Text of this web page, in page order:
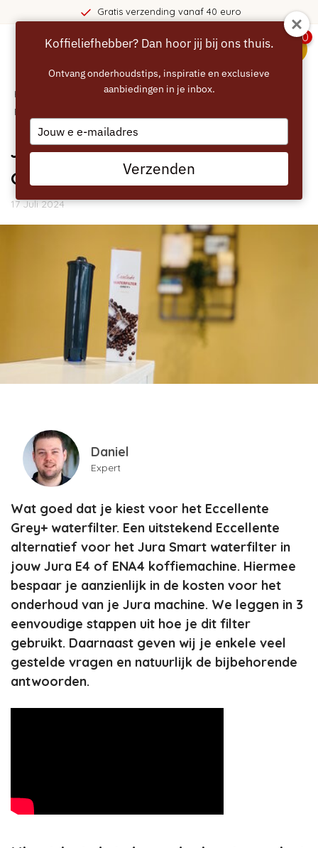
Gratis verzending vanaf 40 euro
0
Home Handleidingen/ JURA E4 - gebruik van
Eccellente Grey+ waterfilter
JURA E4 - gebruik van Eccellente
Grey+ waterfilter
17 Juli 2024
Daniel
Expert
Wat goed dat je kiest voor het Eccellente
Grey+ waterfilter. Een uitstekend Eccellente
alternatief voor het Jura Smart waterfilter in
jouw Jura E4 of ENA4 koffiemachine. Hiermee
bespaar je aanzienlijk in de kosten voor het
onderhoud van je Jura machine. We leggen in 3
eenvoudige stappen uit hoe je dit filter
gebruikt. Daarnaast geven wij je enkele veel
gestelde vragen en natuurlijk de bijbehorende
antwoorden.
Koffieliefhebber? Dan hoor jij bij ons thuis.
Ontvang onderhoudstips, inspiratie en exclusieve
aanbiedingen in je inbox.
Type
your
email
Verzenden